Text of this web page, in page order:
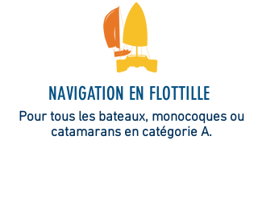
NAVIGATION EN FLOTTILLE
Pour tous les bateaux, monocoques ou
catamarans en catégorie A.